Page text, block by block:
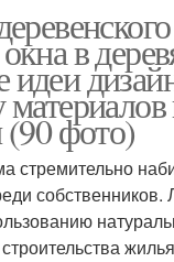
в
(90 фото)
стремительно